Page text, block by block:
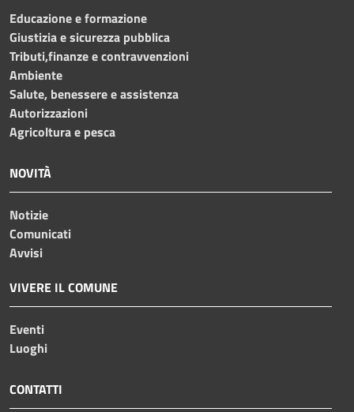
Educazione e formazione
Giustizia e sicurezza pubblica
Tributi,finanze e contravvenzioni
Ambiente
Salute, benessere e assistenza
Autorizzazioni
Agricoltura e pesca
NOVITÀ
Notizie
Comunicati
Avvisi
VIVERE IL COMUNE
Eventi
Luoghi
CONTATTI